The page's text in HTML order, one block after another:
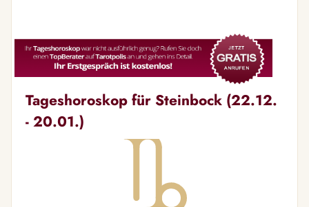
Tageshoroskop für Steinbock (22.12.
- 20.01.)